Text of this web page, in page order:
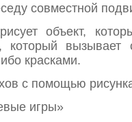
совместной
объект,
который вызывает
красками.
с помощью
игры»